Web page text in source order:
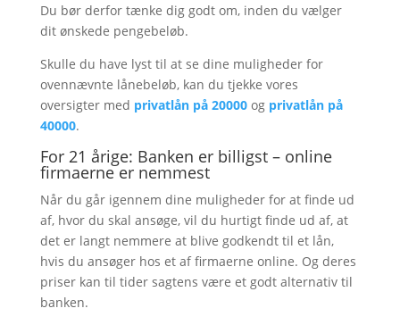
Du bør derfor tænke dig godt om, inden du vælger
dit ønskede pengebeløb.
Skulle du have lyst til at se dine muligheder for
ovennævnte lånebeløb, kan du tjekke vores
oversigter med privatlån på 20000og privatlån på
40000.
For 21 årige: Banken er billigst – online
firmaerne er nemmest
Når du går igennem dine muligheder for at finde ud
af, hvor du skal ansøge, vil du hurtigt finde ud af, at
det er langt nemmere at blive godkendt til et lån,
hvis du ansøger hos et af firmaerne online. Og deres
priser kan til tider sagtens være et godt alternativ til
banken.